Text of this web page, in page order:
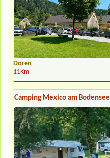
Doren
11Km
Camping Mexico am Bodensee